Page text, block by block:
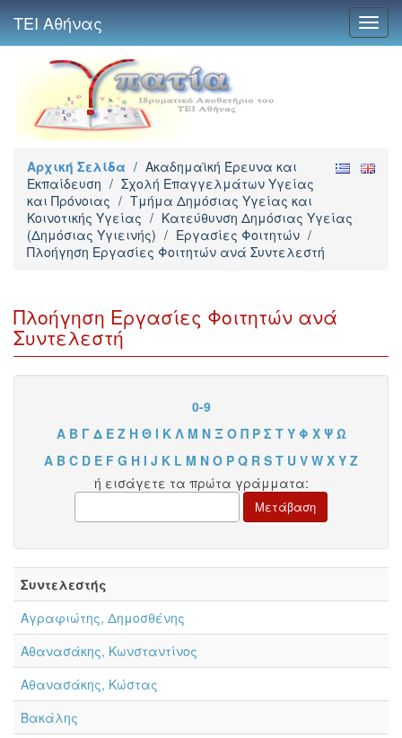
ΤΕΙ Αθήνας
Αρχική Σελίδα / Ακαδημαϊκή Έρευνα και
Εκπαίδευση / Σχολή Επαγγελμάτων Υγείας
και Πρόνοιας / Τμήμα Δημόσιας Υγείας και
Κοινοτικής Υγείας / Κατεύθυνση Δημόσιας Υγείας
(Δημόσιας Υγιεινής) / Εργασίες Φοιτητών /
Πλοήγηση Εργασίες Φοιτητών ανά Συντελεστή
Πλοήγηση Εργασίες Φοιτητών ανά
Συντελεστή
0-9
Α Β Γ Δ Ε Ζ Η Θ Ι Κ Λ Μ Ν Ξ Ο Π Ρ Σ Τ Υ Φ Χ Ψ Ω
A B C D E F G H I J K L M N O P Q R S T U V W X Y Z
ή εισάγετε τα πρώτα γράμματα:
Συντελεστής
Αγραφιώτης, Δημοσθένης
Αθανασάκης, Κωνσταντίνος
Αθανασάκης, Κώστας
Βακάλης